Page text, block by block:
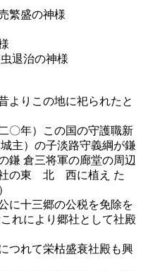
盛の神様
退治の神様
りこの地に祀られたと
〇年）この国の守護職新
主）の子淡路守義綱が鎌
鎌 倉三将軍の廊堂の周辺
社の東 北 西に植え た
十三郷の公税を免除を
れにより郷社として社殿
れて栄枯盛衰社殿も興